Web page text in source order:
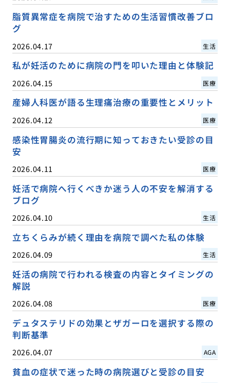
脂質異常症を病院で治すための生活習慣改善ブロ
グ
2026.04.17 生活
私が妊活のために病院の門を叩いた理由と体験記
2026.04.15 医療
産婦人科医が語る生理痛治療の重要性とメリット
2026.04.12 医療
感染性胃腸炎の流行期に知っておきたい受診の目
安
2026.04.11 医療
妊活で病院へ行くべきか迷う人の不安を解消する
ブログ
2026.04.10 生活
立ちくらみが続く理由を病院で調べた私の体験
2026.04.09 生活
妊活の病院で行われる検査の内容とタイミングの
解説
2026.04.08 医療
デュタステリドの効果とザガーロを選択する際の
判断基準
2026.04.07 AGA
貧血の症状で迷った時の病院選びと受診の目安